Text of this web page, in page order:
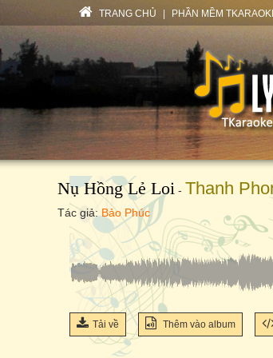
TRANG CHỦ PHẦN MỀM
Nụ Hồng Lẻ Loi - Thanh
Tác giả: Bảo Phúc
Tải về Thêm vào album